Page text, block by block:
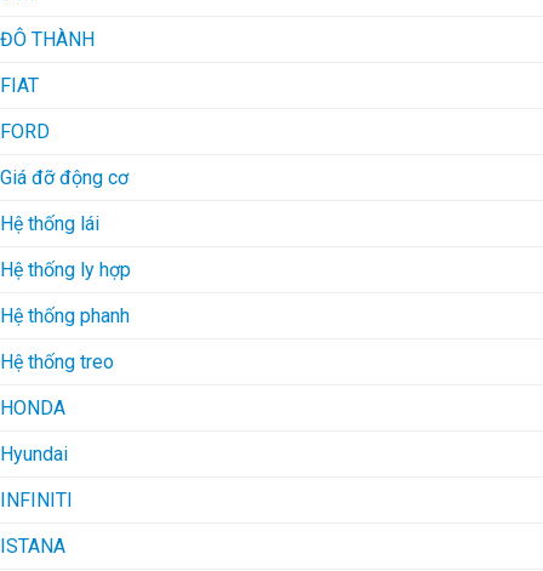
ĐÔ THÀNH
FIAT
FORD
Giá đỡ động cơ
Hệ thống lái
Hệ thống ly hợp
Hệ thống phanh
Hệ thống treo
HONDA
Hyundai
INFINITI
ISTANA